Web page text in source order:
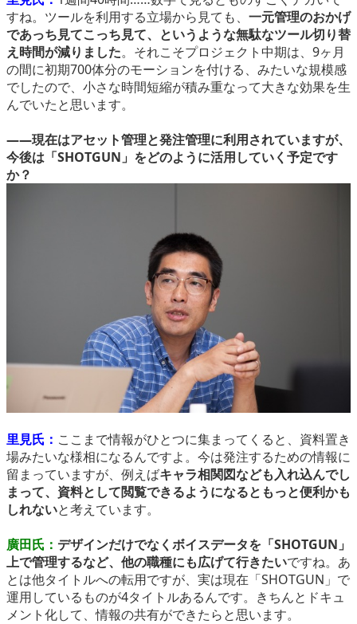
すね。ツールを利用する立場から見ても、 一元管理のおかげ
であっち見てこっち見て、というような無駄なツール切り替
え時間が減りました。それこそプロジェクト中期は、9ヶ月
の間に初期700体分のモーションを付ける、みたいな規模感
でしたので、小さな時間短縮が積み重なって大きな効果を生
んでいたと思います。
――現在はアセット管理と発注管理に利用されていますが、
今後は「SHOTGUN」をどのように活用していく予定です
か？
里見氏： ここまで情報がひとつに集まってくると、資料置き
場みたいな様相になるんですよ。今は発注するための情報に
留まっていますが、例えばキャラ相関図なども入れ込んでし
まって、資料として閲覧できるようになるともっと便利かも
しれないと考えています。
廣田氏： デザインだけでなくボイスデータを「SHOTGUN」
上で管理するなど、他の職種にも広げて行きたいですね。あ
とは他タイトルへの転用ですが、実は現在「SHOTGUN」で
運用しているものが4タイトルあるんです。きちんとドキュ
メント化して、情報の共有ができたらと思います。